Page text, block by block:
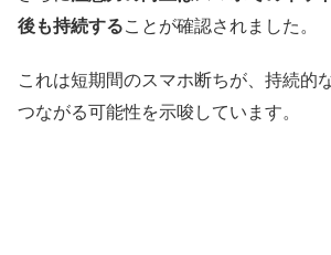
後も持続することが確認されました。
これは短期間のスマホ断ちが、持続的
つながる可能性を示唆しています。